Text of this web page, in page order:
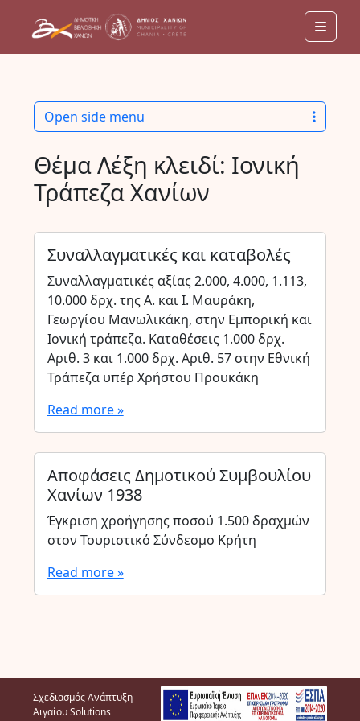
Θέμα Λέξη κλειδί: Ιονική
Τράπεζα Χανίων
Συναλλαγματικές και καταβολές
Συναλλαγματικές αξίας 2.000, 4.000, 1.113,
10.000 δρχ. της Α. και Ι. Μαυράκη,
Γεωργίου Μανωλικάκη, στην Εμπορική και
Ιονική τράπεζα. Καταθέσεις 1.000 δρχ.
Αριθ. 3 και 1.000 δρχ. Αριθ. 57 στην Εθνική
Τράπεζα υπέρ Χρήστου Προυκάκη
Read more »
Αποφάσεις Δημοτικού Συμβουλίου
Χανίων 1938
Έγκριση χροήγησης ποσού 1.500 δραχμών
στον Τουριστικό Σύνδεσμο Κρήτη
Read more »
Open side menu
Σχεδιασμός Ανάπτυξη
Αιγαίου Solutions